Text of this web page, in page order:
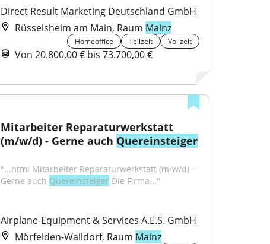
Direct Result Marketing Deutschland GmbH
Rüsselsheim am Main, Raum Mainz
Homeoffice Teilzeit Vollzeit
Von 20.800,00 € bis 73.700,00 €
Mitarbeiter Reparaturwerkstatt
(m/w/d) - Gerne auch Quereinsteiger
"...html Mitarbeiter Reparaturwerkstatt (m/w/d) –
Gerne auch Quereinsteiger Die Firma..."
Airplane-Equipment & Services A.E.S. GmbH
Mörfelden-Walldorf, Raum Mainz